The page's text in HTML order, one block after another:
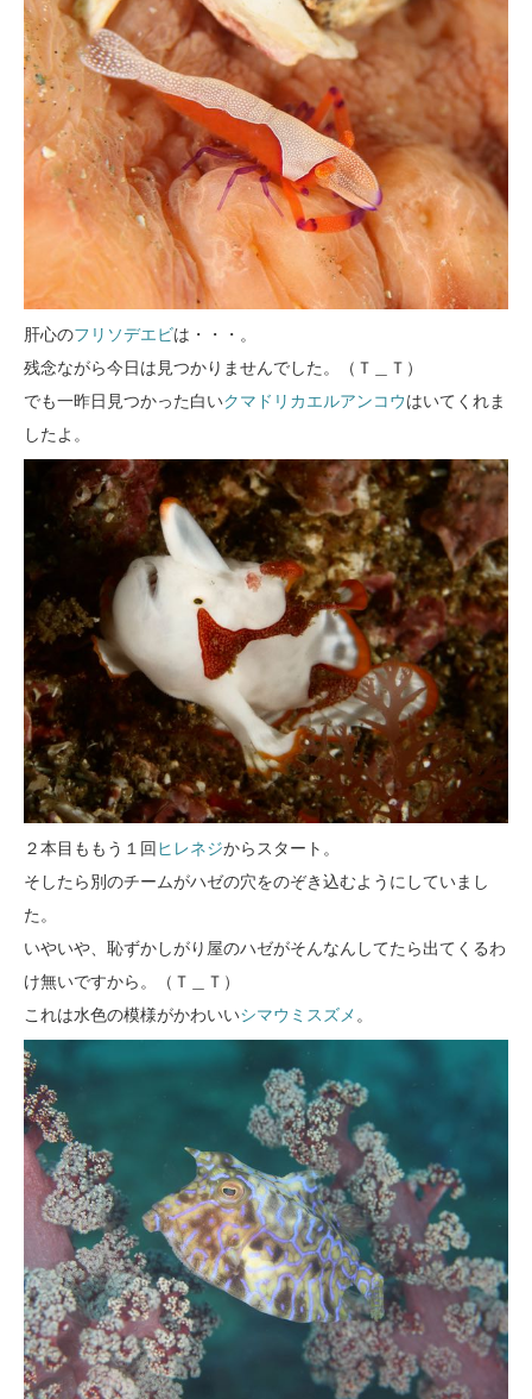
肝心のフリソデエビは・・・。
残念ながら今日は見つかりませんでした。（Ｔ＿Ｔ）
でも一昨日見つかった白いクマドリカエルアンコウはいてくれま
したよ。
２本目ももう１回ヒレネジからスタート。
そしたら別のチームがハゼの穴をのぞき込むようにしていまし
た。
いやいや、恥ずかしがり屋のハゼがそんなんしてたら出てくるわ
け無いですから。（Ｔ＿Ｔ）
これは水色の模様がかわいいシマウミスズメ。